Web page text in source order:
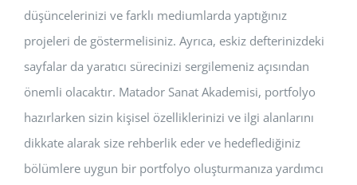
düşüncelerinizi ve farklı mediumlarda yaptığınız
projeleri de göstermelisiniz. Ayrıca, eskiz defterinizdeki
sayfalar da yaratıcı sürecinizi sergilemeniz açısından
önemli olacaktır. Matador Sanat Akademisi, portfolyo
hazırlarken sizin kişisel özelliklerinizi ve ilgi alanlarını
dikkate alarak size rehberlik eder ve hedeflediğiniz
bölümlere uygun bir portfolyo oluşturmanıza yardımcı